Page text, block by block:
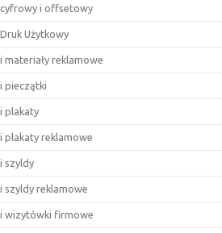
cyfrowy i offsetowy
Druk Użytkowy
i materiały reklamowe
i pieczątki
i plakaty
i plakaty reklamowe
i szyldy
i szyldy reklamowe
i wizytówki firmowe